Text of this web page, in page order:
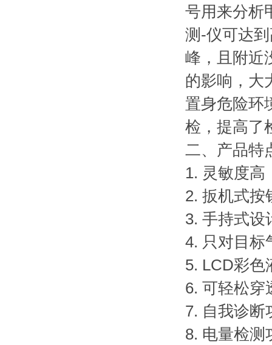
号用来分析
测-仪可达
峰，且附近
的影响，大
置身危险环
检，提高了
二、产品特
1. 灵敏度高
2. 扳机式按
3. 手持式设
4. 只对目标
5. LCD彩色
6. 可轻松穿
7. 自我诊断
8. 电量检测